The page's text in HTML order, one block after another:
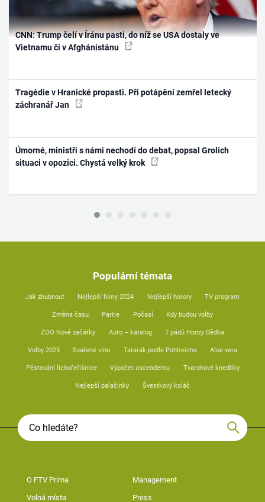
CNN: Trump čelí v Íránu pasti, do níž se USA dostaly ve
Vietnamu či v Afghánistánu
Tragédie v Hranické propasti. Při potápění zemřel letecký
záchranář Jan
Úmorné, ministři s námi nechodí do debat, popsal Grolich
situaci v opozici. Chystá velký krok
Populární témata
Jak zhubnout Nejlepší filmy 2024 Nejlepší horory TV program
Změna času Partie Počasí Kdy budou volby
ZOO Nové začátky Auto – katalog 7 pádů Honzy Dědka
Volby 2025 Svařené víno Tatarák podle Pohlreicha Aloe vera
Pěstování lichořeřišnice Výpočet ascendentu Tvarohové knedlíky
Nejlepší palačinky Švestkový koláč
O FTV Prima Management
Volná místa Press